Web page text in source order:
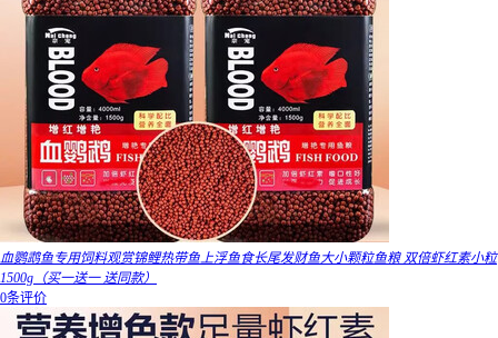
血鹦鹉鱼专用饲料观赏锦鲤热带鱼上浮鱼食长尾发财鱼大小颗粒鱼粮 双倍虾红素小粒
1500g（买一送一 送同款）
0条评价